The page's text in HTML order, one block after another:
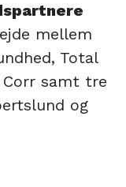
mellem
Total
Corr samt tre
og